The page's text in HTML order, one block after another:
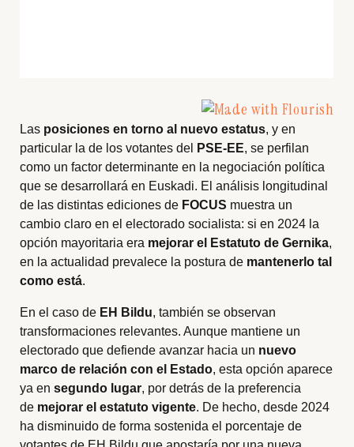
Las posiciones en torno al nuevo estatus, y en
particular la de los votantes del
PSE-EE, se perfilan
como un factor determinante en la negociación política
que se desarrollará en Euskadi. El análisis longitudinal
de las distintas ediciones de FOCUS muestra un
cambio claro en el electorado socialista: si en 2024 la
opción mayoritaria era mejorar el Estatuto de Gernika,
en la actualidad prevalece la postura de mantenerlo tal
como está.
En el caso de EH Bildu, también se observan
transformaciones relevantes. Aunque mantiene un
electorado que defiende avanzar hacia un nuevo
marco de relación con el Estado, esta opción aparece
ya ensegundo lugar, por detrás de la preferencia
de mejorar el estatuto vigente. De hecho, desde 2024
ha disminuido de forma sostenida el porcentaje de